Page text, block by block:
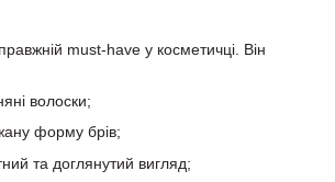
must-have у косметичці. Він
волоски;
форму брів;
та доглянутий вигляд;